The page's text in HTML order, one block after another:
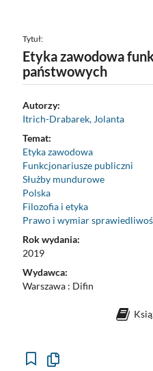
Tytuł:
Etyka zawodowa
państwowych
Autorzy:
Itrich-Drabarek, Jolanta
Temat:
Etyka zawodowa
Funkcjonariusze publiczni
Służby mundurowe
Polska
Filozofia i etyka
Prawo i wymiar
Rok wydania:
2019
Wydawca:
Warszawa : Difin
Kopiuj